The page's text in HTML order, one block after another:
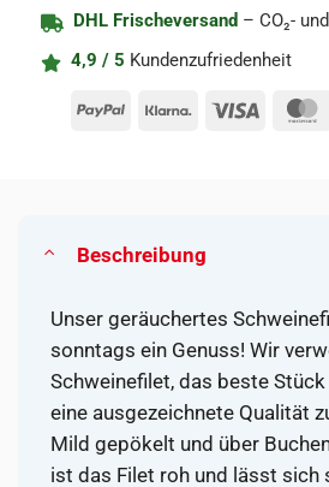
DHL Frischeversand – CO₂-
4,9 / 5 Kundenzufriedenheit
PayPal Klarna Visa
Beschreibung
Unser geräuchertes
sonntags ein Genuss! Wir
Schweinefilet, das beste
eine ausgezeichnete Qualität
Mild gepökelt und über
ist das Filet roh und lässt sich